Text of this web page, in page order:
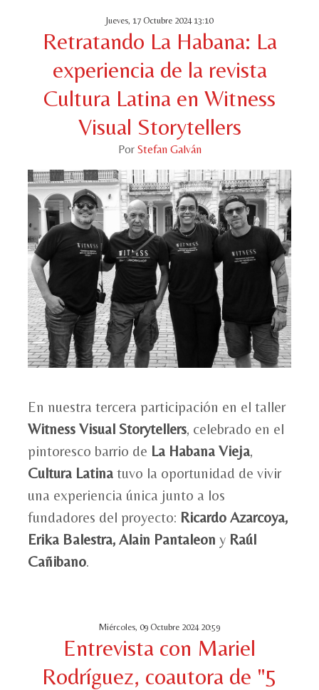
Jueves, 17 Octubre 2024 13:10
Retratando La Habana: La
experiencia de la revista
Cultura Latina en Witness
Visual Storytellers
Por Stefan Galván
En nuestra tercera participación en el taller
Witness Visual Storytellers, celebrado en el
pintoresco barrio de La Habana Vieja,
Cultura Latina tuvo la oportunidad de vivir
una experiencia única junto a los
fundadores del proyecto: Ricardo Azarcoya,
Erika Balestra, Alain Pantaleon y Raúl
Cañibano.
Miércoles, 09 Octubre 2024 20:59
Entrevista con Mariel
Rodríguez, coautora de "5